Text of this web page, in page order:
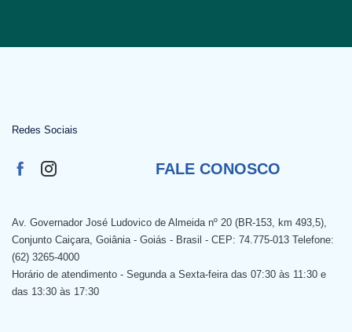
Redes Sociais
FALE CONOSCO
Av. Governador José Ludovico de Almeida nº 20 (BR-153, km 493,5),
Conjunto Caiçara, Goiânia - Goiás - Brasil - CEP: 74.775-013 Telefone:
(62) 3265-4000
Horário de atendimento - Segunda a Sexta-feira das 07:30 às 11:30 e
das 13:30 às 17:30